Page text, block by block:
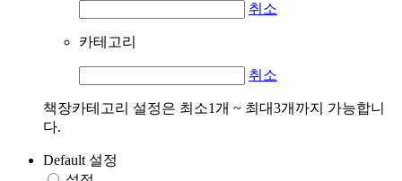
취소
카테고리
취소
책장카테고리 설정은 최소1개 ~ 최대3개까지 가능합니
다.
Default 설정